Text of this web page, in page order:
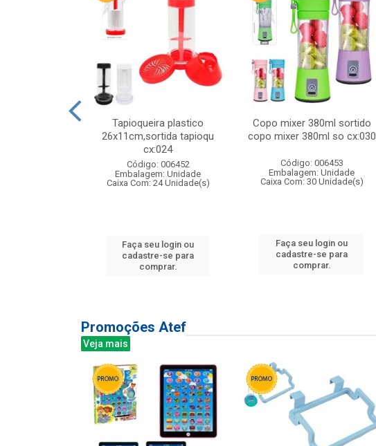
Tapioqueira plastico
26x11cm,sortida tapioqu
cx:024
Código: 006452
Embalagem: Unidade
Caixa Com: 24 Unidade(s)
Faça seu login ou
cadastre-se para
comprar.
Copo mixer 380ml sortido
copo mixer 380ml so cx:030
Código: 006453
Embalagem: Unidade
Caixa Com: 30 Unidade(s)
Faça seu login ou
cadastre-se para
comprar.
Promoções Atef
Veja mais